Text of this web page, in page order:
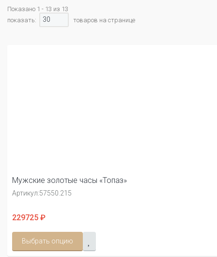
Показано 1 - 13 из 13
показать:
30 товаров на странице
Мужские золотые часы «Топаз»
Артикул:57550.215
229725 ₽
Выбрать опцию